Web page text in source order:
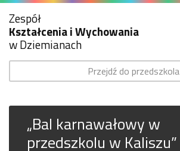
Zespół
Kształcenia i Wychowania
w Dziemianach
Przejdź do przedszkola
„Bal karnawałowy w
przedszkolu w Kaliszu”